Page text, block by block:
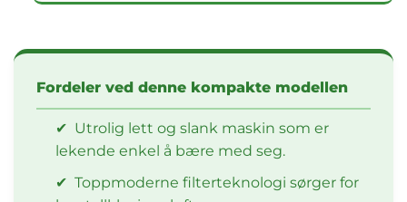
Fordeler ved denne kompakte modellen
✔ Utrolig lett og slank maskin som er
lekende enkel å bære med seg.
✔ Toppmoderne filterteknologi sørger for